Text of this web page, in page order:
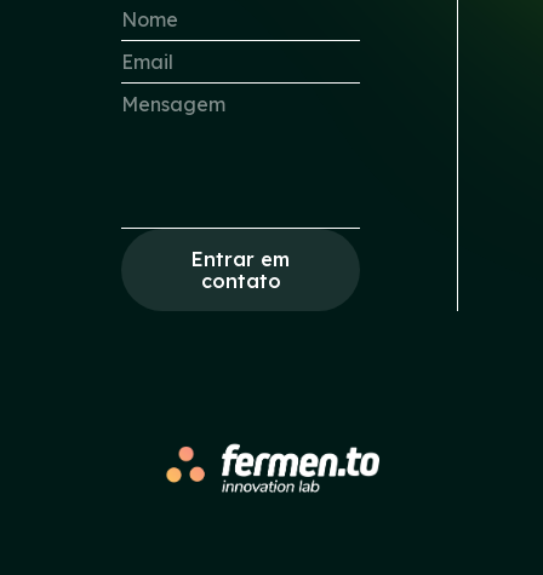
Entrar em
contato